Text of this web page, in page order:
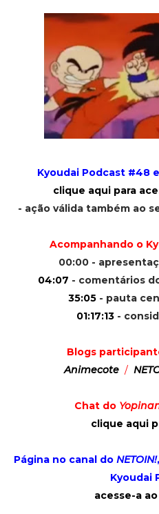
Kyoudai Podcast #48
clique aqui para
- ação válida também ao
Acompanhando o
00:00 -
04:07 - comentários
35:05 - pauta
01:17:13-
Blogs
Animecote /
Chat do
clique aqui
Página no canal doNETOIN!
Kyoudai
acesse-a